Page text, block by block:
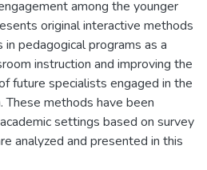
among the younger
original interactive methods
pedagogical programs as a
instruction and improving the
future specialists engaged in the
These methods have been
settings based on survey
analyzed and presented in this